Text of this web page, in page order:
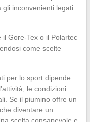
inconvenienti legati
il Gore-Tex o il Polartec
come scelte
per lo sport dipende
le condizioni
Se il piumino offre un
diventare un